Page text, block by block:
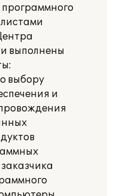
выполнены
выбору
и